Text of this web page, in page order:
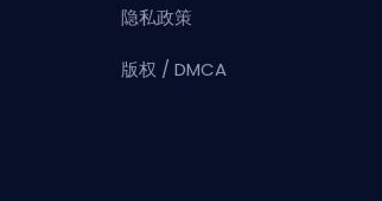
隐私政策
版权 / DMCA